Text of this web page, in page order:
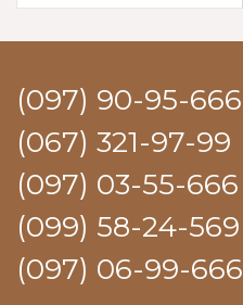
(097) 90-95-666
(067) 321-97-99
(097) 03-55-666
(099) 58-24-569
(097) 06-99-666